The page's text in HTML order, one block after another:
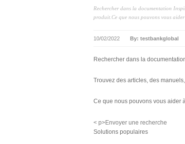
Rechercher dans la documentation
produit.Ce que nous pouvons vous
10/02/2022 By: testbankglobal
Rechercher dans la
Trouvez des articles, des
Ce que nous pouvons vous aider
< p>Envoyer une recherche
Solutions populaires